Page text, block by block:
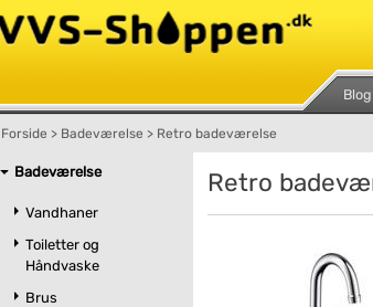
Blog
Forside > Badeværelse > Retro badeværelse
Badeværelse
Vandhaner
Toiletter og
Håndvaske
Brus
Retro